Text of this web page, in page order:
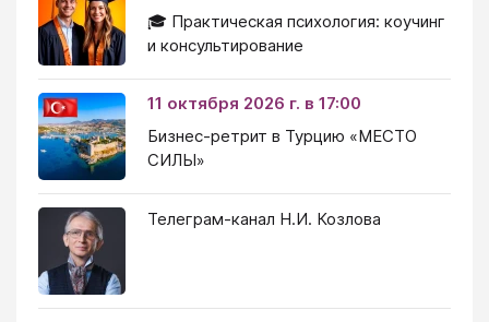
🎓 Практическая психология: коучинг
и консультирование
11 октября 2026 г. в 17:00
Бизнес-ретрит в Турцию «МЕСТО
СИЛЫ»
Телеграм-канал Н.И. Козлова